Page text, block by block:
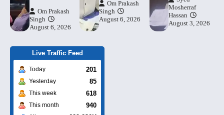
Om Prakash
Singh
August 6, 2026
Om Prakash
Singh
August 6, 2026
Mosherraf
Hassan
August 3, 2026
Live Traffic Feed
Today 201
Yesterday 85
This week 618
This month 940